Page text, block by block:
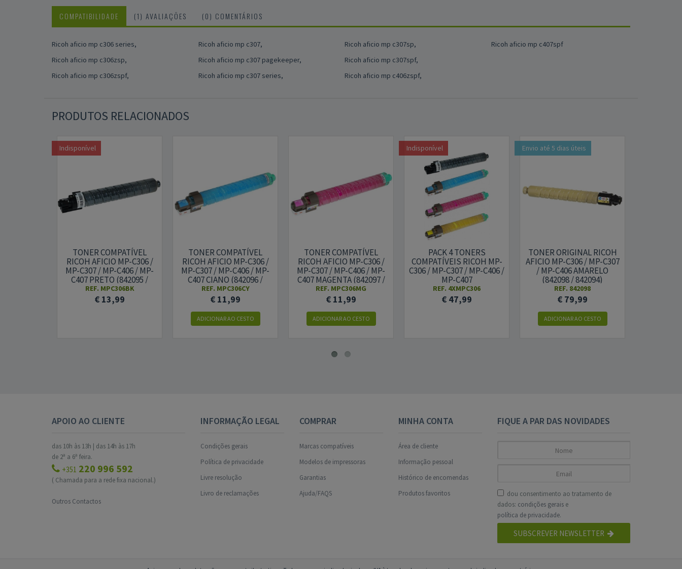
COMPATIBILIDADE (1) AVALIAÇÕES (0) COMENTÁRIOS
Ricoh aficio mp c306 series,
Ricoh aficio mp c306zsp,
Ricoh aficio mp c306zspf,
Ricoh aficio mp c307,
Ricoh aficio mp c307 pagekeeper,
Ricoh aficio mp c307 series,
Ricoh aficio mp c307sp,
Ricoh aficio mp c307spf,
Ricoh aficio mp c406zspf,
Ricoh aficio mp c407spf
PRODUTOS RELACIONADOS
Indisponível
TONER COMPATÍVEL
RICOH AFICIO MP-C306 /
MP-C307 / MP-C406 / MP-
C407 PRETO (842095 /
842091 / 842211)
REF. MPC306BK
€ 13,99
TONER COMPATÍVEL
RICOH AFICIO MP-C306 /
MP-C307 / MP-C406 / MP-
C407 CIANO (842096 /
842092 / 842212)
REF. MPC306CY
€ 11,99
ADICIONAR AO CESTO
TONER COMPATÍVEL
RICOH AFICIO MP-C306 /
MP-C307 / MP-C406 / MP-
C407 MAGENTA (842097 /
842093 / 842213)
REF. MPC306MG
€ 11,99
ADICIONAR AO CESTO
Indisponível
PACK 4 TONERS
COMPATÍVEIS RICOH MP-
C306 / MP-C307 / MP-C406 /
MP-C407
REF. 4XMPC306
€ 47,99
Envio até 5 dias úteis
TONER ORIGINAL RICOH
AFICIO MP-C306 / MP-C307
/ MP-C406 AMARELO
(842098 / 842094)
REF. 842098
€ 79,99
ADICIONAR AO CESTO
APOIO AO CLIENTE
das 10h às 13h | das 14h às 17h
de 2ª a 6ª feira.
+351 220 996 592
( Chamada para a rede fixa nacional.)
Outros Contactos
INFORMAÇÃO LEGAL
Condições gerais
Política de privacidade
Livre resolução
Livro de reclamações
COMPRAR
Marcas compatíveis
Modelos de impressoras
Garantias
Ajuda/FAQS
MINHA CONTA
Área de cliente
Informação pessoal
Histórico de encomendas
Produtos favoritos
FIQUE A PAR DAS NOVIDADES
dou consentimento ao tratamento de
dados: condições geraise
política de privacidade.
SUBSCREVER NEWSLETTER